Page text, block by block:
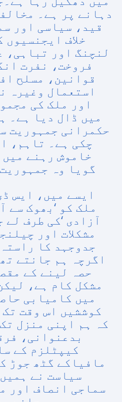
دہانے پر ہے۔
قید، سیاسی اور
خلاف
لنچنگ اور تباہی،
فروخت، نفرت
قوانین، مسلح
استعمال وغیرہ
اور ملک کی
میں ڈال دیا ہے۔
حکمرانی جمہوریت
چکی ہے۔ تاہم،
خاموش رہنے
گویا وہ
ایسے میں، ایس
ملک کو ‘بھوک سے
آزادی ‘کی طرف
مشکلات اور
جدوجہد کا
اگرچہ ہم جانتے
حصہ لینے کے
مشکل کام ہے،
میں کامیابی
کوششیں اس وقت
کہ ہم اپنی منزل
بدعنوانی،
کیپٹلزم کے
مافیاکے گٹھ جوڑ
سیاست نے
سماجی انصاف اور